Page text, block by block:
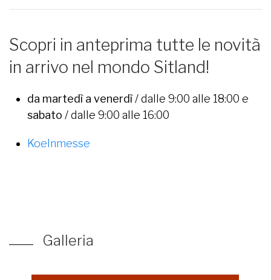
Scopri in anteprima tutte le novità
in arrivo nel mondo Sitland!
da martedì a venerdì/ dalle 9:00 alle 18:00 e
sabato / dalle 9:00 alle 16:00
Koelnmesse
Galleria